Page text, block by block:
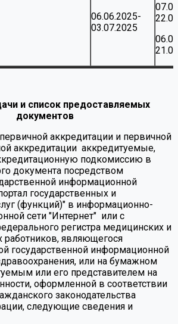
06.06.2025-
03.07.2025
и список предоставляемых
документов
аккредитации и первичной
аккредитации аккредитуемые,
подкомиссию в
документа посредством
информационной
государственных и
(функций)" в информационно-
сети "Интернет" или с
регистра медицинских и
работников, являющегося
государственной информационной
или на бумажном
или его представителем на
оформленной в соответствии
законодательства
следующие сведения и